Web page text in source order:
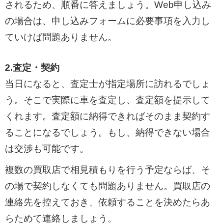
されるため、順番に答えましょう。Web申し込み
の場合は、申し込みフォームに必要事項を入力し
ていけば問題ありません。
2.査定・契約
当日になると、査定士が指定場所に訪れるでしょ
う。そこで実際に車を査定し、査定額を提示して
くれます。査定額に納得できればそのまま契約す
ることになるでしょう。もし、納得できない場合
は交渉も可能です。
複数の買取店で相見積もりを行う予定ならば、そ
の場で契約しなくても問題ありません。買取店の
連絡先を控えておき、依頼することを決めたらあ
らためて連絡しましょう。